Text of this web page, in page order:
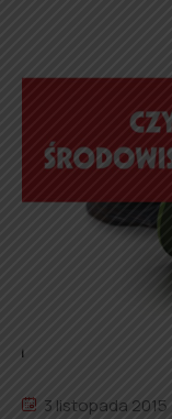
3 listopada 2015